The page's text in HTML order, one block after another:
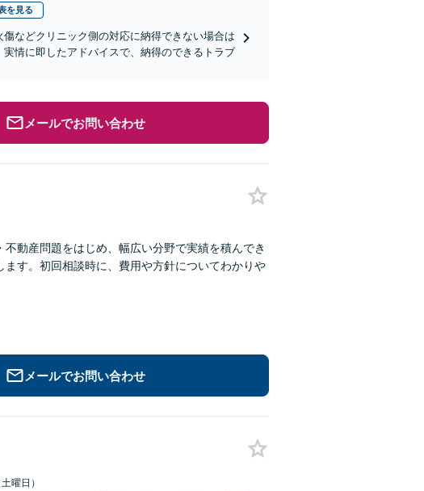
を見る
などクリニック側の対応に納得できない場合は
情に即したアドバイスで、納得のできるトラブ
メールでお問い合わせ
動産問題をはじめ、幅広い分野で実績を積んでき
す。初回相談時に、費用や方針についてわかりや
メールでお問い合わせ
曜日）